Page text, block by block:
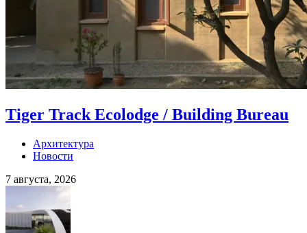
Tiger Track Ecolodge / Building Bureau
Архитектура
Новости
7 августа, 2026